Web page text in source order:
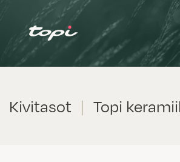
Kivitasot | Topi